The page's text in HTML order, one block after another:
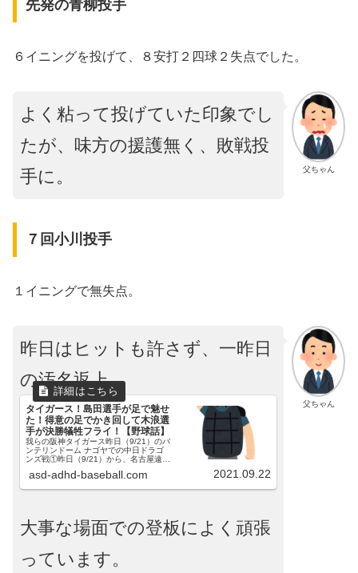
先発の青柳投手
６イニングを投げて、８安打２四球２失点でした。
父ちゃん
よく粘って投げていた印象でし
たが、味方の援護無く、敗戦投
手に。
７回小川投手
１イニングで無失点。
父ちゃん
昨日はヒットも許さず、一昨日
の汚名返上。
タイガース！島田選手が足で魅せ
た！得意の足でかき回して木浪選
手が決勝犠牲フライ！【野球話】
我らの阪神タイガース昨日（9/21）のバ
ンテリンドーム ナゴヤでの中日ドラゴ
ンズ戦①昨日（9/21）から、名古屋遠
ラゴンズとの３連戦です。初戦でした。
asd-adhd-baseball.com 2021.09.22
大事な場面での登板によく頑張
っています。